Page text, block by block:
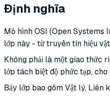
Định nghĩa
Mô hình OSI (Open Systems
lớp này - từ truyền tín hiệu
Không phải là một giao thức
lớp tách biệt độ phức tạp,
Bảy lớp bao gồm Vật lý, Liên